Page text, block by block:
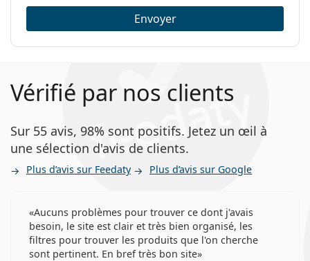
Envoyer
Vérifié par nos clients
Sur 55 avis, 98% sont positifs. Jetez un œil à
une sélection d'avis de clients.
Plus d’avis sur Feedaty Plus d’avis sur Google
Aucuns problèmes pour trouver ce dont j'avais
besoin, le site est clair et très bien organisé, les
filtres pour trouver les produits que l'on cherche
sont pertinent. En bref très bon site